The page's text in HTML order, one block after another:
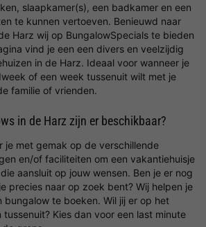
slaapkamer(s), een badkamer en een
te kunnen vertoeven. Benieuwd naar
Harz wij op BungalowSpecials te bieden
vind je een een divers en veelzijdig
in de Harz. Ideaal voor wanneer je
of een week tussenuit wilt met je
familie of vrienden.
in de Harz zijn er beschikbaar?
je met gemak op de verschillende
en/of faciliteiten om een vakantiehuisje
aansluit op jouw wensen. Ben je er nog
precies naar op zoek bent? Wij helpen je
bungalow te boeken. Wil jij er op het
Kies dan voor een last minute